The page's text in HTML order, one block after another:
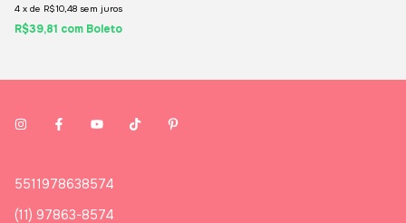
4 x de R$10,48 sem juros
R$39,81 com Boleto
5511978638574
(11) 97863-8574